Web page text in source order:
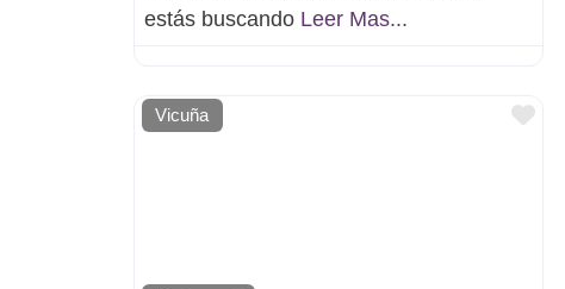
estás buscando Leer Mas...
Vicuña